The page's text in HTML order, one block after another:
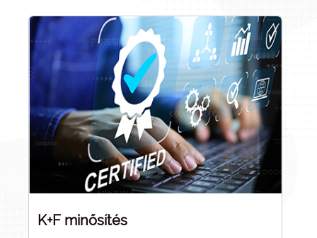
K+F minősítés